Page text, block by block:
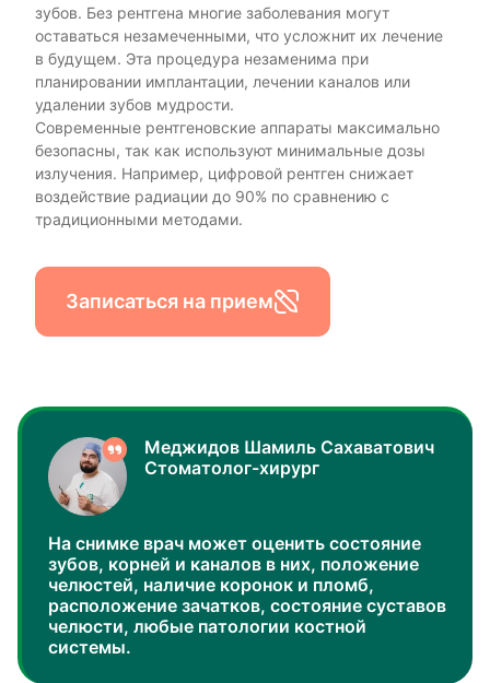
зубов. Без рентгена многие заболевания могут
оставаться незамеченными, что усложнит их лечение
в будущем. Эта процедура незаменима при
планировании имплантации, лечении каналов или
удалении зубов мудрости.
Современные рентгеновские аппараты максимально
безопасны, так как используют минимальные дозы
излучения. Например, цифровой рентген снижает
воздействие радиации до 90% по сравнению с
традиционными методами.
Записаться на прием
Меджидов Шамиль Сахаватович
Стоматолог-хирург
На снимке врач может оценить состояние
зубов, корней и каналов в них, положение
челюстей, наличие коронок и пломб,
расположение зачатков, состояние суставов
челюсти, любые патологии костной
системы.